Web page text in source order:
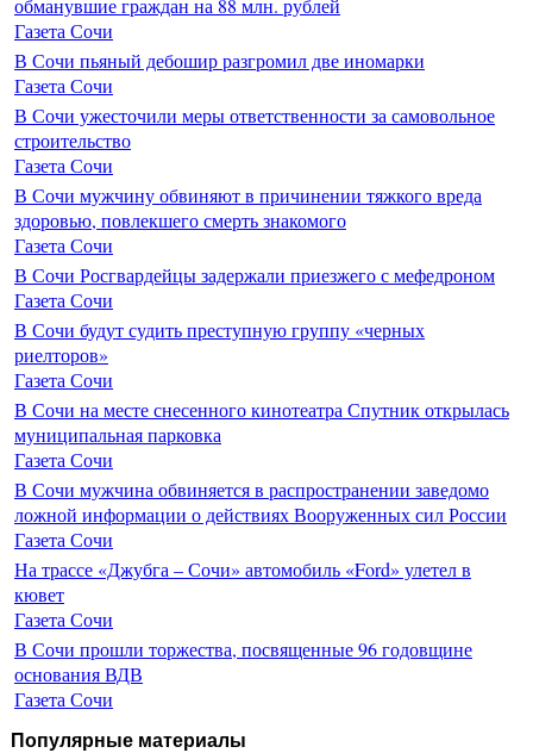
обманувшие граждан на 88 млн. рублей
Газета Сочи
В Сочи пьяный дебошир разгромил две иномарки
Газета Сочи
В Сочи ужесточили меры ответственности за самовольное
строительство
Газета Сочи
В Сочи мужчину обвиняют в причинении тяжкого вреда
здоровью, повлекшего смерть знакомого
Газета Сочи
В Сочи Росгвардейцы задержали приезжего с мефедроном
Газета Сочи
В Сочи будут судить преступную группу «черных
риелторов»
Газета Сочи
В Сочи на месте снесенного кинотеатра Спутник открылась
муниципальная парковка
Газета Сочи
В Сочи мужчина обвиняется в распространении заведомо
ложной информации о действиях Вооруженных сил России
Газета Сочи
На трассе «Джубга – Сочи» автомобиль «Ford» улетел в
кювет
Газета Сочи
В Сочи прошли торжества, посвященные 96 годовщине
основания ВДВ
Газета Сочи
Популярные материалы